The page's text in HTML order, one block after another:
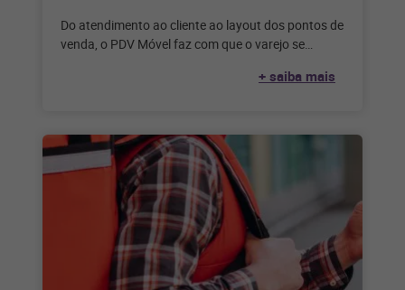
Do atendimento ao cliente ao layout dos pontos de
venda, o PDV Móvel faz com que o varejo se
+ saiba mais